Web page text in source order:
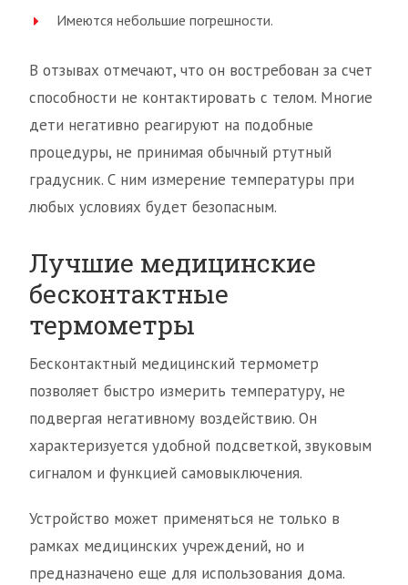
Имеются небольшие погрешности.
В отзывах отмечают, что он востребован за счет
способности не контактировать с телом. Многие
дети негативно реагируют на подобные
процедуры, не принимая обычный ртутный
градусник. С ним измерение температуры при
любых условиях будет безопасным.
Лучшие медицинские
бесконтактные
термометры
Бесконтактный медицинский термометр
позволяет быстро измерить температуру, не
подвергая негативному воздействию. Он
характеризуется удобной подсветкой, звуковым
сигналом и функцией самовыключения.
Устройство может применяться не только в
рамках медицинских учреждений, но и
предназначено еще для использования дома.